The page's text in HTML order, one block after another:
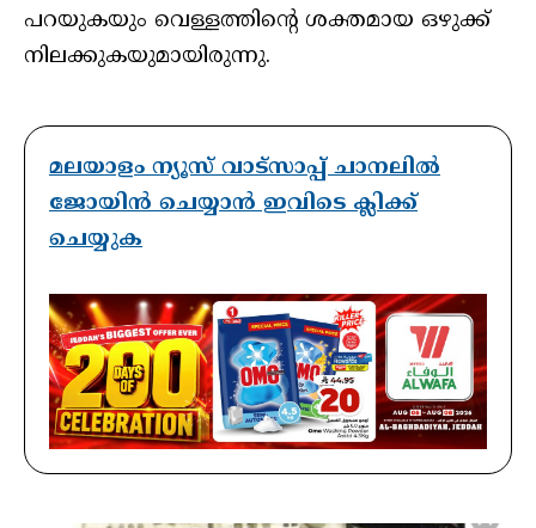
പറയുകയും വെള്ളത്തിന്റെ ശക്തമായ ഒഴുക്ക്
നിലക്കുകയുമായിരുന്നു.
മലയാളം ന്യൂസ് വാട്സാപ്പ് ചാനലിൽ
ജോയിൻ ചെയ്യാൻ ഇവിടെ ക്ലിക്ക്
ചെയ്യുക